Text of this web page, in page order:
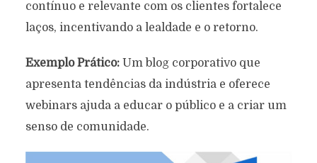
contínuo e relevante com os clientes fortalece
laços, incentivando a lealdade e o retorno.
Exemplo Prático: Um blog corporativo que
apresenta tendências da indústria e oferece
webinars ajuda a educar o público e a criar um
senso de comunidade.